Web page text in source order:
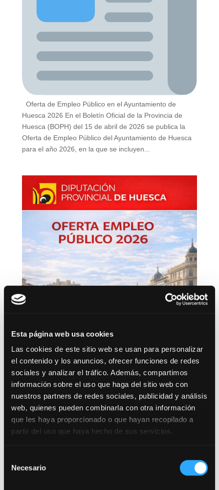
Esta página web usa cookies
Las cookies de este sitio web se usan para personalizar
el contenido y los anuncios, ofrecer funciones de redes
sociales y analizar el tráfico. Además, compartimos
información sobre el uso que haga del sitio web con
nuestros partners de redes sociales, publicidad y análisis
web, quienes pueden combinarla con otra información
que les haya proporcionado o que hayan recopilado a
partir del uso que haya hecho de sus servicios.
Necesario
Oferta de Empleo Público en el Ayuntamiento de
Huesca 2026 En el Boletín Oficial de la Provincia de
Huesca (BOPH) del 15 de abril de 2026 se publica la
Oferta de Empleo Público del Ayuntamiento de Huesca
para el año 2026, en la que se incluyen...
Diputación Provincial de Huesca. OEP 2026